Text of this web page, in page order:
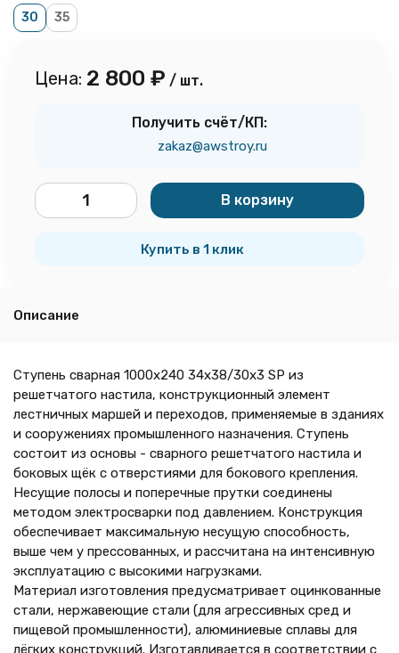
30 35
Цена: 2 800 ₽ / шт.
Получить счёт/КП:
zakaz@awstroy.ru
В корзину
Купить в 1 клик
Описание
Ступень сварная 1000х240 34х38/30х3 SP из
решетчатого настила, конструкционный элемент
лестничных маршей и переходов, применяемые в зданиях
и сооружениях промышленного назначения. Ступень
состоит из основы - сварного решетчатого настила и
боковых щёк с отверстиями для бокового крепления.
Несущие полосы и поперечные прутки соединены
методом электросварки под давлением. Конструкция
обеспечивает максимальную несущую способность,
выше чем у прессованных, и рассчитана на интенсивную
эксплуатацию с высокими нагрузками.
Материал изготовления предусматривает оцинкованные
стали, нержавеющие стали (для агрессивных сред и
пищевой промышленности), алюминиевые сплавы для
лёгких конструкций. Изготавливается в соответствии с